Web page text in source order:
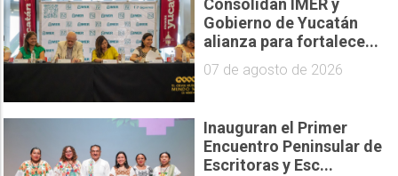
Consolidan IMER y
Gobierno de Yucatán
alianza para fortalece...
07 de agosto de 2026
Inauguran el Primer
Encuentro Peninsular de
Escritoras y Esc...